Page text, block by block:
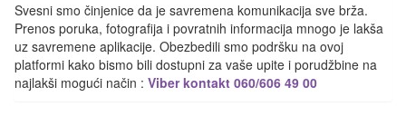
Svesni smo činjenice da je savremena komunikacija sve brža.
Prenos poruka, fotografija i povratnih informacija mnogo je lakša
uz savremene aplikacije. Obezbedili smo podršku na ovoj
platformi kako bismo bili dostupni za vaše upite i porudžbine na
najlakši mogući način : Viber kontakt 060/606 49 00